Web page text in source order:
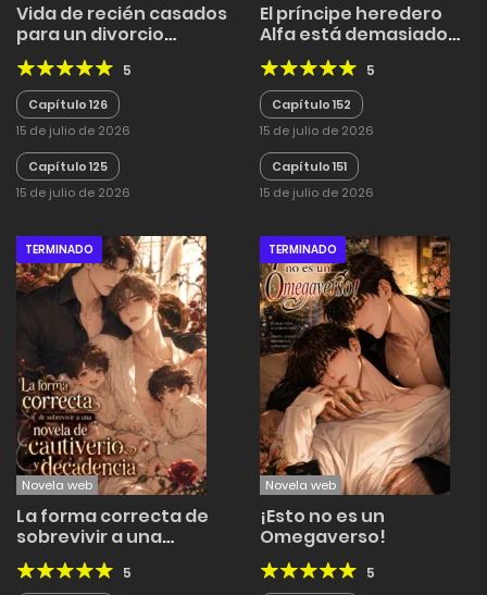
Vida de recién casados
para un divorcio
exitoso
5
Capítulo 126
15 de julio de 2026
Capítulo 125
15 de julio de 2026
El príncipe heredero
Alfa está demasiado
enamorado de mí
5
Capítulo 152
15 de julio de 2026
Capítulo 151
15 de julio de 2026
TERMINADO
Novela web
La forma correcta de
sobrevivir a una
novela de cautiverio y
decadencia5
TERMINADO
Novela web
¡Esto no es un
Omegaverso!
5